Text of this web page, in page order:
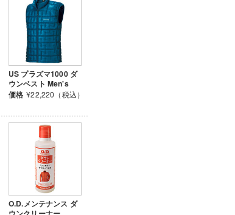
US プラズマ1000 ダ
ウンベスト Men's
価格 ¥22,220（税込）
O.D.メンテナンス ダ